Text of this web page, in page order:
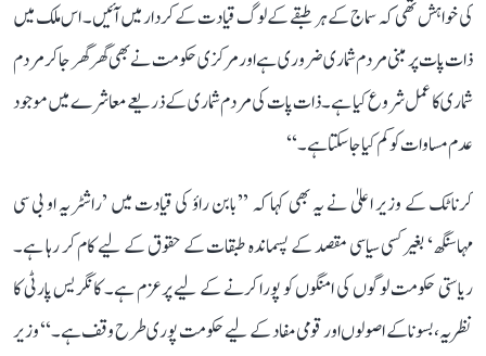
کی خواہش تھی کہ سماج کے ہر طبقے کے لوگ قیادت کے کردار میں آئیں۔ اس ملک میں
ذات پات پر مبنی مردم شماری ضروری ہے اور مرکزی حکومت نے بھی گھر گھر جا کر مردم
شماری کا عمل شروع کیا ہے۔ ذات پات کی مردم شماری کے ذریعے معاشرے میں موجود
عدم مساوات کو کم کیا جا سکتا ہے۔‘‘
کرناٹک کے وزیر اعلیٰ نے یہ بھی کہا کہ ’’بابن راؤ کی قیادت میں ’راشٹریہ او بی سی
مہاسنگھ‘ بغیر کسی سیاسی مقصد کے پسماندہ طبقات کے حقوق کے لیے کام کر رہا ہے۔
ریاستی حکومت لوگوں کی امنگوں کو پورا کرنے کے لیے پرعزم ہے۔ کانگریس پارٹی کا
نظریہ، بسونا کے اصولوں اور قومی مفاد کے لیے حکومت پوری طرح وقف ہے۔‘‘ وزیر